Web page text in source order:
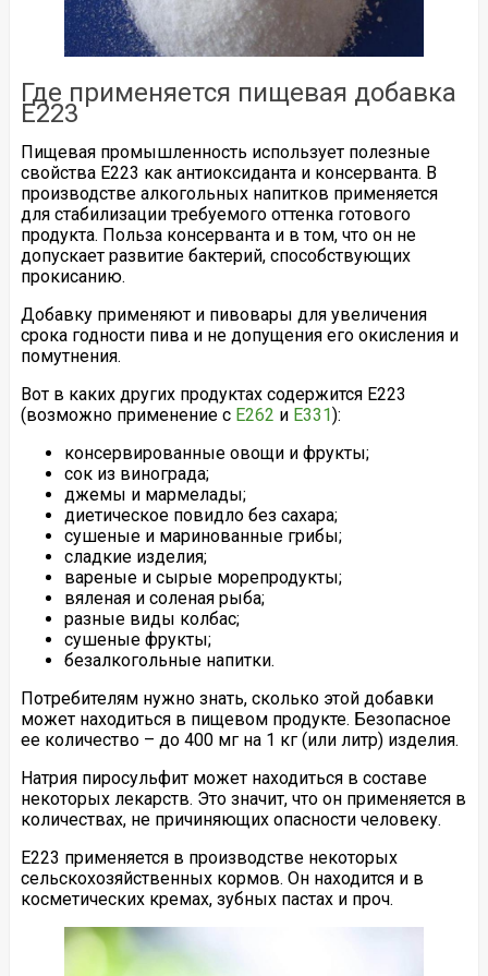
Где применяется пищевая добавка
Е223
Пищевая промышленность использует полезные
свойства Е223 как антиоксиданта и консерванта. В
производстве алкогольных напитков применяется
для стабилизации требуемого оттенка готового
продукта. Польза консерванта и в том, что он не
допускает развитие бактерий, способствующих
прокисанию.
Добавку применяют и пивовары для увеличения
срока годности пива и не допущения его окисления и
помутнения.
Вот в каких других продуктах содержится Е223
(возможно применение с Е262 и Е331):
консервированные овощи и фрукты;
сок из винограда;
джемы и мармелады;
диетическое повидло без сахара;
сушеные и маринованные грибы;
сладкие изделия;
вареные и сырые морепродукты;
вяленая и соленая рыба;
разные виды колбас;
сушеные фрукты;
безалкогольные напитки.
Потребителям нужно знать, сколько этой добавки
может находиться в пищевом продукте. Безопасное
ее количество – до 400 мг на 1 кг (или литр) изделия.
Натрия пиросульфит может находиться в составе
некоторых лекарств. Это значит, что он применяется в
количествах, не причиняющих опасности человеку.
Е223 применяется в производстве некоторых
сельскохозяйственных кормов. Он находится и в
косметических кремах, зубных пастах и проч.